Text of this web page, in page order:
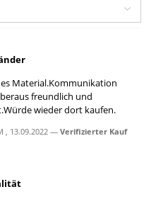
Material.Kommunikation
freundlich und
wieder dort kaufen.
, 13.09.2022 Verifizierter Kauf